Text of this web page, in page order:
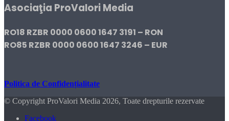
Asociaţia ProValori Media
RO18 RZBR 0000 0600 1647 3191 – RON
RO85 RZBR 0000 0600 1647 3246 – EUR
Politica de Confidențialitate
© Copyright ProValori Media 2026, Toate drepturile rezervate
Facebook